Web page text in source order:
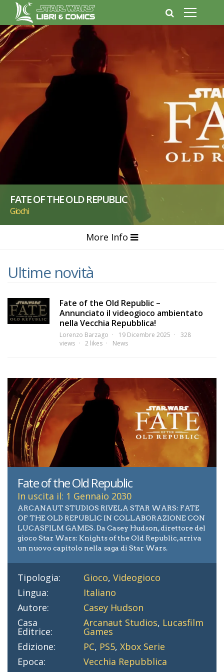
FATE OF THE OLD REPUBLIC
Giochi
More Info
Ultime novità
Fate of the Old Republic –
Annunciato il videogioco ambientato
nella Vecchia Repubblica!
Lorenzo Barzago 19 Dicembre 2025
328
views
2 likes News
Fate of the Old Republic
In uscita il: 1 Gennaio 2030
ARCANAUT STUDIOS RIVELA STAR WARS: FATE
OF THE OLD REPUBLIC IN COLLABORAZIONE CON
LUCASFILM GAMES. Da Casey Hudson, direttore del
gioco Star Wars: Knights of the Old Republic, arriva
un nuovo capitolo nella saga di Star Wars.
Tipologia: Gioco,Videogioco
Lingua:
Italiano
Autore:
Casey Hudson
Casa
Editrice:
Arcanaut Studios, Lucasfilm
Games
Edizione:
PC, PS5,Xbox Serie
Epoca:
Vecchia Repubblica